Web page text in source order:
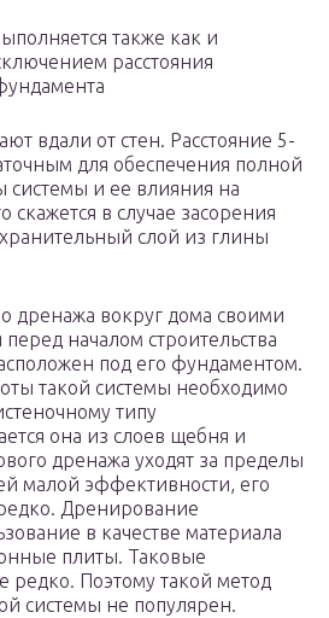
также как и
расстояния
вдали от стен. Расстояние 5-
для обеспечения полной
системы и ее влияния на
скажется в случае засорения
слой из глины
дренажа вокруг дома своими
началом строительства
под его фундаментом.
такой системы необходимо
типу
она из слоев щебня и
дренажа уходят за пределы
малой эффективности, его
Дренирование
в качестве материала
плиты. Таковые
редко. Поэтому такой метод
системы не популярен.